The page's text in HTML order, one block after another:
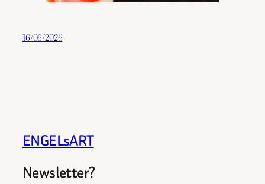
16/06/2026
ENGELsART
Newsletter?